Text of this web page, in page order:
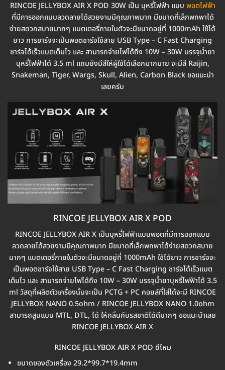
RINCOE JELLYBOX AIR X POD 30W เป็น บุหรี่ไฟฟ้า แบบ พอตไฟฟ้า
ที่มีการออกแบบลวดลายได้สวยงามมีคุณภาพมาก มีขนาดที่เล็กพกพาได้
ง่ายสดวกสบายมากๆ แบตเตอรี่ภายในตัวจะมีขนาดอยู่ที่ 1000mAh ใช้ได้
ยาว การชาร์จจะเป็นพอตชาร์จใช้สาย USB Type – C Fast Charging
ชาร์จได้เร็วแบตเต็มไว และ สามารถจ่ายไฟได้ถึง 10W – 30W บรรจุน้ำยา
บุหรี่ไฟฟ้าได้ 3.5 ml แถมยังมีสีให้ผู้ใช้ได้เลือกมากมาย จะมีสี Raijin,
Snakeman, Tiger, Wargs, Skull, Alien, Carbon Black ขอแนะนำ
เลยครับ
RINCOE JELLYBOX AIR X POD
RINCOE JELLYBOX AIR X เป็นบุหรี่ไฟฟ้าแบบพอตที่มีการออกแบบ
ลวดลายได้สวยงามมีคุณภาพมาก มีขนาดที่เล็กพกพาได้ง่ายสดวกสบาย
มากๆ แบตเตอรี่ภายในตัวจะมีขนาดอยู่ที่ 1000mAh ใช้ได้ยาว การชาร์จจะ
เป็นพอตชาร์จใช้สาย USB Type – C Fast Charging ชาร์จได้เร็วแบต
เต็มไว และ สามารถจ่ายไฟได้ถึง 10W – 30W บรรจุน้ำยาบุหรี่ไฟฟ้าได้ 3.5
ml วัสดุที่ผลิตตัวเครื่องนั้นจะเป็น PCTG + PC คอยล์ที่ใส่ได้จะมี RINCOE
JELLYBOX NANO 0.5ohm / RINCOE JELLYBOX NANO 1.0ohm
สามารถสูบแบบ MTL, DTL, ได้ ให้กลิ่นกับรสชาติได้ดีมากๆ ขอแนะนำเลย
RINCOE JELLYBOX AIR X
RINCOE JELLYBOX AIR X POD ดีไหม
ขนาดของตัวเครื่อง 29.2*99.7*19.4mm